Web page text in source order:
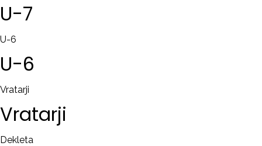
U-7
U-6
U-6
Vratarji
Vratarji
Dekleta